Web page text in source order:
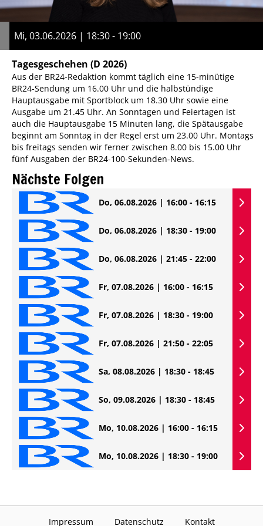
Mi, 03.06.2026 | 18:30 - 19:00
Tagesgeschehen (D 2026)
Aus der BR24-Redaktion kommt täglich eine 15-minütige
BR24-Sendung um 16.00 Uhr und die halbstündige
Hauptausgabe mit Sportblock um 18.30 Uhr sowie eine
Ausgabe um 21.45 Uhr. An Sonntagen und Feiertagen ist
auch die Hauptausgabe 15 Minuten lang, die Spätausgabe
beginnt am Sonntag in der Regel erst um 23.00 Uhr. Montags
bis freitags senden wir ferner zwischen 8.00 bis 15.00 Uhr
fünf Ausgaben der BR24-100-Sekunden-News.
Nächste Folgen
Do, 06.08.2026 | 16:00 - 16:15
Do, 06.08.2026 | 18:30 - 19:00
Do, 06.08.2026 | 21:45 - 22:00
Fr, 07.08.2026 | 16:00 - 16:15
Fr, 07.08.2026 | 18:30 - 19:00
Fr, 07.08.2026 | 21:50 - 22:05
Sa, 08.08.2026 | 18:30 - 18:45
So, 09.08.2026 | 18:30 - 18:45
Mo, 10.08.2026 | 16:00 - 16:15
Mo, 10.08.2026 | 18:30 - 19:00
Impressum Datenschutz Kontakt